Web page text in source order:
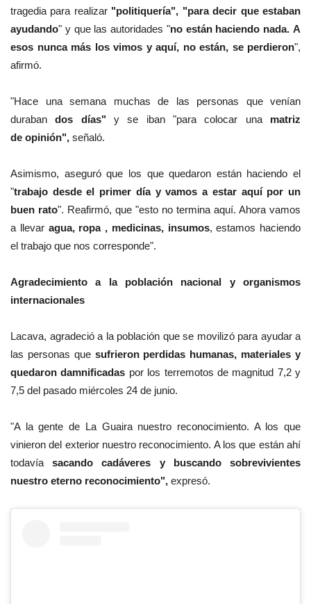
tragedia para realizar "politiquería", "para decir que estaban
ayudando" y que las autoridades "no están haciendo nada. A
esos nunca más los vimos y aquí, no están, se perdieron",
afirmó.
"Hace una semana muchas de las personas que venían
durabandos días"y se iban "para colocar una matriz
de opinión", señaló.
Asimismo, aseguró que los que quedaron están haciendo el
"trabajo desde el primer día y vamos a estar aquí por un
buen rato". Reafirmó, que "esto no termina aquí. Ahora vamos
a llevar agua, ropa , medicinas, insumos, estamos haciendo
el trabajo que nos corresponde".
Agradecimiento a la población nacional y organismos
internacionales
Lacava, agradeció a la población que se movilizó para ayudar a
las personas quesufrieron perdidas humanas, materiales y
quedaron damnificadas por los terremotos de magnitud 7,2 y
7,5 del pasado miércoles 24 de junio.
"A la gente de La Guaira nuestro reconocimiento. A los que
vinieron del exterior nuestro reconocimiento. A los que están ahí
todavíasacando cadáveres y buscando sobrevivientes
nuestro eterno reconocimiento", expresó.